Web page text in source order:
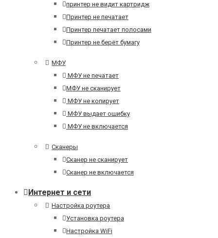
принтер не видит картридж
Принтер не печатает
Принтер печатает полосами
Принтер не берёт бумагу
МФУ
МФУ не печатает
МФУ не сканирует
МФУ не копирует
МФУ выдает ошибку
МФУ не включается
Сканеры
Сканер не сканирует
Сканер не включается
Интернет и сети
Настройка роутера
Установка роутера
Настройка WiFi